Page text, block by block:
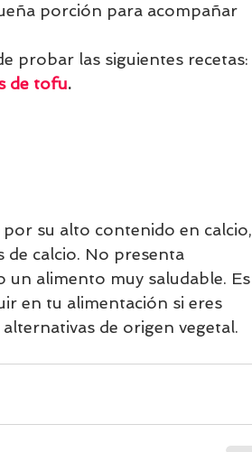
porción para acompañar
probar las siguientes recetas:
de tofu.
por su alto contenido en calcio,
de calcio. No presenta
un alimento muy saludable. Es
en tu alimentación si eres
de origen vegetal.